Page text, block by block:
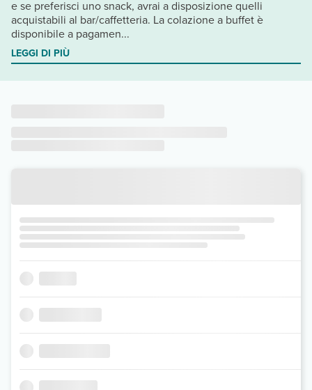
e se preferisci uno snack, avrai a disposizione quelli
acquistabili al bar/caffetteria. La colazione a buffet è
disponibile a pagamen...
LEGGI DI PIÙ